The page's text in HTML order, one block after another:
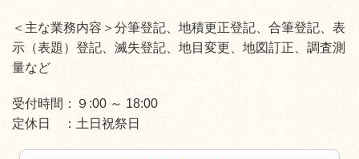
＜主な業務内容＞分筆登記、地積更正登記、合筆登記、表
示（表題）登記、滅失登記、地目変更、地図訂正、調査測
量など
受付時間：
９:00 ～ 18:00
定休日 ： 土日祝祭日